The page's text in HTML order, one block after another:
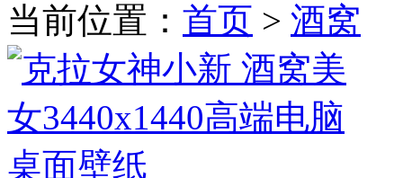
当前位置： 首页 > 酒窝